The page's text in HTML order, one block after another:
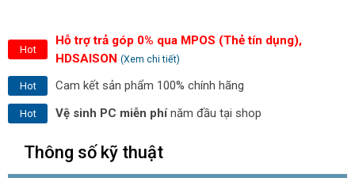
Hot
Hỗ trợ trả góp 0% qua MPOS (Thẻ tín dụng),
HDSAISON (Xem chi tiết)
Hot Cam kết sản phẩm 100% chính hãng
Hot Vệ sinh PC miễn phínăm đầu tại shop
Thông số kỹ thuật